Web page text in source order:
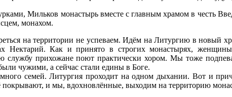
Мильков монастырь вместе с главным храмом в честь
монахом.
на территории не успеваем. Идём на Литургию в новый
Нектарий. Как и принято в строгих монастырях,
службу прихожане поют практически хором. Мы тоже
чужими, а сейчас стали едины в Боге.
семей. Литургия проходит на одном дыхании. Вот и
покрывают, и мы, вдохновлённые, выходим на территорию